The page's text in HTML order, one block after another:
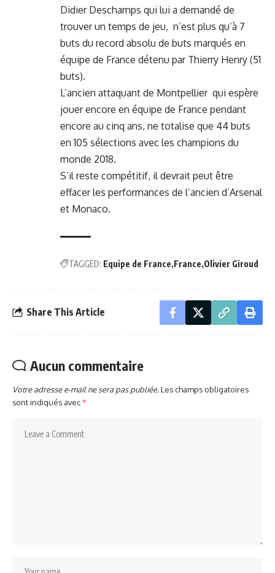
Didier Deschamps qui lui a demandé de
trouver un temps de jeu, n’est plus qu’à 7
buts du record absolu de buts marqués en
équipe de France détenu par Thierry Henry (51
buts).
L’ancien attaquant de Montpellier qui espère
jouer encore en équipe de France pendant
encore au cinq ans, ne totalise que 44 buts
en 105 sélections avec les champions du
monde 2018.
S’il reste compétitif, il devrait peut être
effacer les performances de l’ancien d’Arsenal
et Monaco.
TAGGED: Equipe de France France Olivier Giroud
Share This Article
Aucun commentaire
Votre adresse e-mail ne sera pas publiée.Les champs obligatoires
sont indiqués avec*